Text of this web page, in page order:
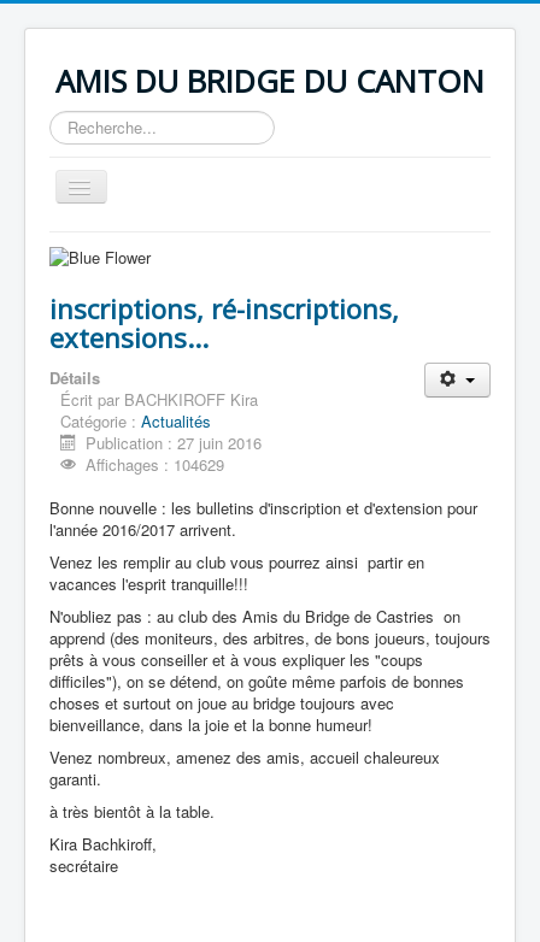
AMIS DU BRIDGE DU CANTON
Rechercher
Basculer
la
Infos club
Bureau 2015-2016
Horaire des tournois
Emploi du temps école
Actualités
Assemblée Générale Extraordinaire du 27 aôut 2015
Deuxième Patton Américain
Compétition à Castries
Bridge
Enchères
Jeu de la carte
Arbitrage
Les problèmes de Pascale et d'Eileen
Enoncés
Problème n°1
Problème n°2
Problème n°3
Problème n°4
Problème n° 5
Solution n°2
inscriptions, ré-inscriptions,
extensions...
Détails
Écrit par BACHKIROFF Kira
Catégorie : Actualités
Publication : 27 juin 2016
Affichages : 104629
Bonne nouvelle : les bulletins d'inscription et d'extension pour
l'année 2016/2017 arrivent.
Venez les remplir au club vous pourrez ainsi partir en
vacances l'esprit tranquille!!!
N'oubliez pas : au club des Amis du Bridge de Castries on
apprend (des moniteurs, des arbitres, de bons joueurs, toujours
prêts à vous conseiller et à vous expliquer les "coups
difficiles"), on se détend, on goûte même parfois de bonnes
choses et surtout on joue au bridge toujours avec
bienveillance, dans la joie et la bonne humeur!
Venez nombreux, amenez des amis, accueil chaleureux
garanti.
à très bientôt à la table.
Kira Bachkiroff,
secrétaire